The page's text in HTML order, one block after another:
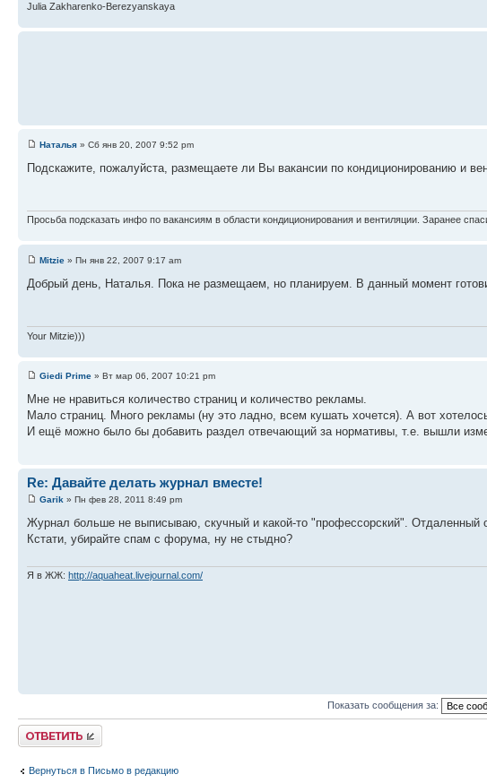
Julia Zakharenko-Berezyanskaya
Наталья » Сб янв 20, 2007 9:52 pm
Подскажите, пожалуйста, размещаете ли Вы вакансии по кондиционированию и
Просьба подсказать инфо по вакансиям в области кондиционирования и вентиляции. Заранее
Mitzie » Пн янв 22, 2007 9:17 am
Добрый день, Наталья. Пока не размещаем, но планируем. В данный момент
Your Mitzie)))
Giedi Prime » Вт мар 06, 2007 10:21 pm
Мне не нравиться количество страниц и количество рекламы.
Мало страниц. Много рекламы (ну это ладно, всем кушать хочется). А вот
И ещё можно было бы добавить раздел отвечающий за нормативы, т.е. вышли
Re: Давайте делать журнал вместе!
Garik » Пн фев 28, 2011 8:49 pm
Журнал больше не выписываю, скучный и какой-то "профессорский". Отдаленный
Кстати, убирайте спам с форума, ну не стыдно?
Я в ЖЖ: http://aquaheat.livejournal.com/
Показать сообщения за:
Ответить
Вернуться в Письмо в редакцию